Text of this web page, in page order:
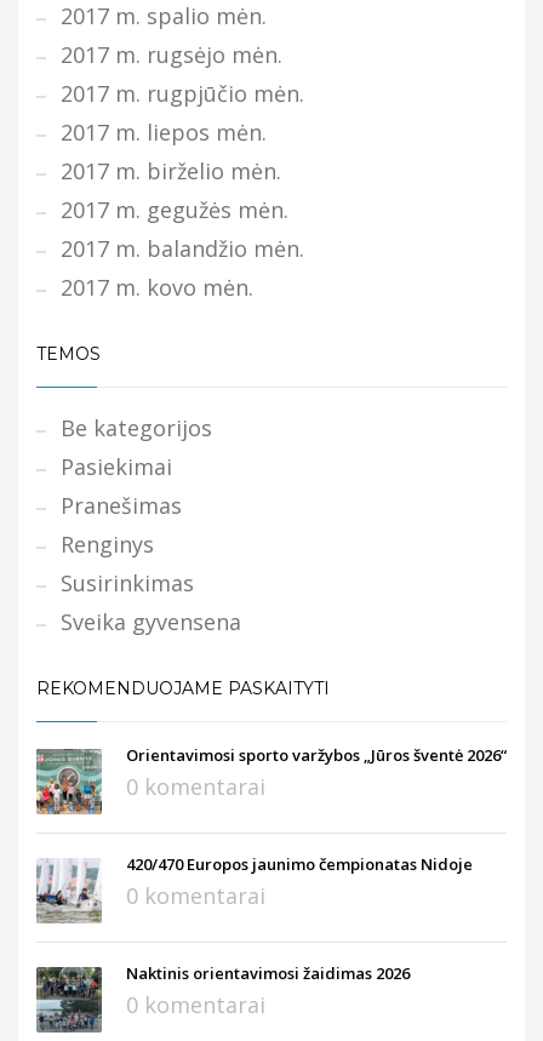
2017 m. spalio mėn.
2017 m. rugsėjo mėn.
2017 m. rugpjūčio mėn.
2017 m. liepos mėn.
2017 m. birželio mėn.
2017 m. gegužės mėn.
2017 m. balandžio mėn.
2017 m. kovo mėn.
TEMOS
Be kategorijos
Pasiekimai
Pranešimas
Renginys
Susirinkimas
Sveika gyvensena
REKOMENDUOJAME PASKAITYTI
Orientavimosi sporto varžybos „Jūros šventė 2026“
0 komentarai
420/470 Europos jaunimo čempionatas Nidoje
0 komentarai
Naktinis orientavimosi žaidimas 2026
0 komentarai